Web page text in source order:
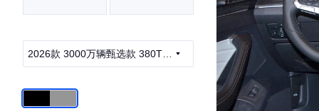
2026款 3000万辆甄选款 380TSI